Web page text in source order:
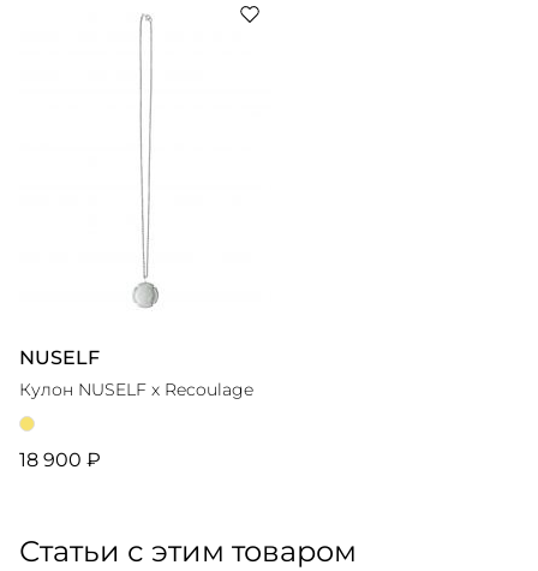
выразительные принты делают каждое изделие
и жакеты, ретро-купальники и пляжные туники, с
NUSELF
Кулон NUSELF x Recoulage
18 900 ₽
Статьи с этим товаром